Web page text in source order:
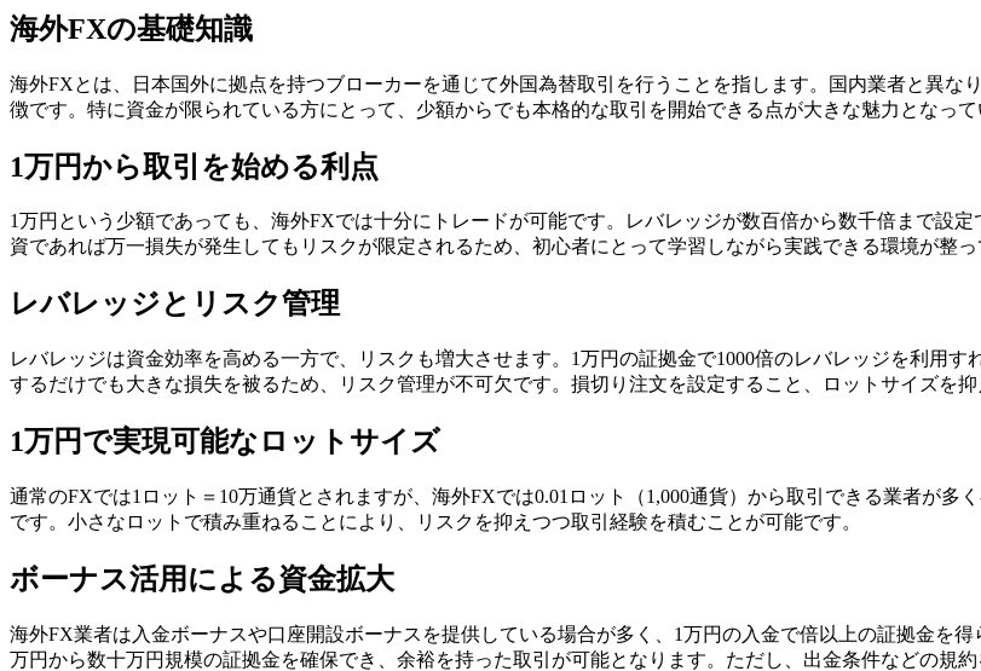
海外FXの基礎知識
海外FXとは、日本国外に拠点を持つブローカーを通じて外国為替取引を行うことを指します。国内業者と異
徴です。特に資金が限られている方にとって、少額からでも本格的な取引を開始できる点が大きな魅力となって
1万円から取引を始める利点
1万円という少額であっても、海外FXでは十分にトレードが可能です。レバレッジが数百倍から数千倍まで設
資であれば万一損失が発生してもリスクが限定されるため、初心者にとって学習しながら実践できる環境が整っ
レバレッジとリスク管理
レバレッジは資金効率を高める一方で、リスクも増大させます。1万円の証拠金で1000倍のレバレッジを利用
するだけでも大きな損失を被るため、リスク管理が不可欠です。損切り注文を設定すること、ロットサイズを抑
1万円で実現可能なロットサイズ
通常のFXでは1ロット＝10万通貨とされますが、海外FXでは0.01ロット（1,000通貨）から取引できる業者が多
です。小さなロットで積み重ねることにより、リスクを抑えつつ取引経験を積むことが可能です。
ボーナス活用による資金拡大
海外FX業者は入金ボーナスや口座開設ボーナスを提供している場合が多く、1万円の入金で倍以上の証拠金を
万円から数十万円規模の証拠金を確保でき、余裕を持った取引が可能となります。ただし、出金条件などの規約